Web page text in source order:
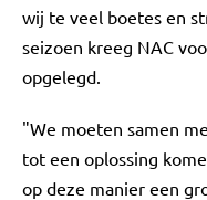
wij te veel boetes en
seizoen kreeg NAC
opgelegd.
"We moeten samen
tot een oplossing
op deze manier een